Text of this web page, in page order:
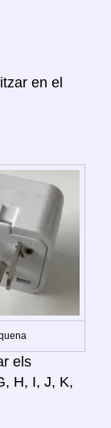
en el
els
H, I, J, K,